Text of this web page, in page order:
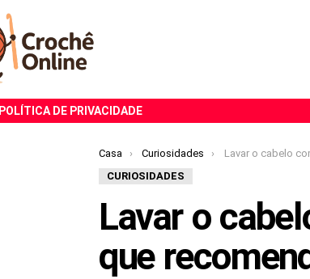
POLÍTICA DE PRIVACIDADE
Você está aqui:
Casa Curiosidades
Lavar o cabelo com vinagre
CURIOSIDADES
Lavar o
que